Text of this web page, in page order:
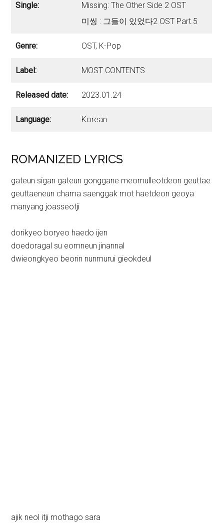
Single:
Missing: The Other Side 2 OST
미씽 : 그들이 있었다2 OST Part.5
Genre: OST, K-Pop
Label: MOST CONTENTS
Released date: 2023.01.24
Language: Korean
ROMANIZED LYRICS
gateun sigan gateun gonggane meomulleotdeon geuttae
geuttaeneun chama saenggak mot haetdeon geoya
manyang joasseotji
dorikyeo boryeo haedo ijen
doedoragal su eomneun jinannal
dwieongkyeo beorin nunmurui gieokdeul
ajik neol itji mothago sara